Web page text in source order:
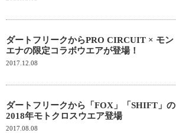
ダートフリークからPRO CIRCUIT × モン
エナの限定コラボウエアが登場！
2017.12.08
ダートフリークから「FOX」「SHIFT」の
2018年モトクロスウエア登場
2017.08.08